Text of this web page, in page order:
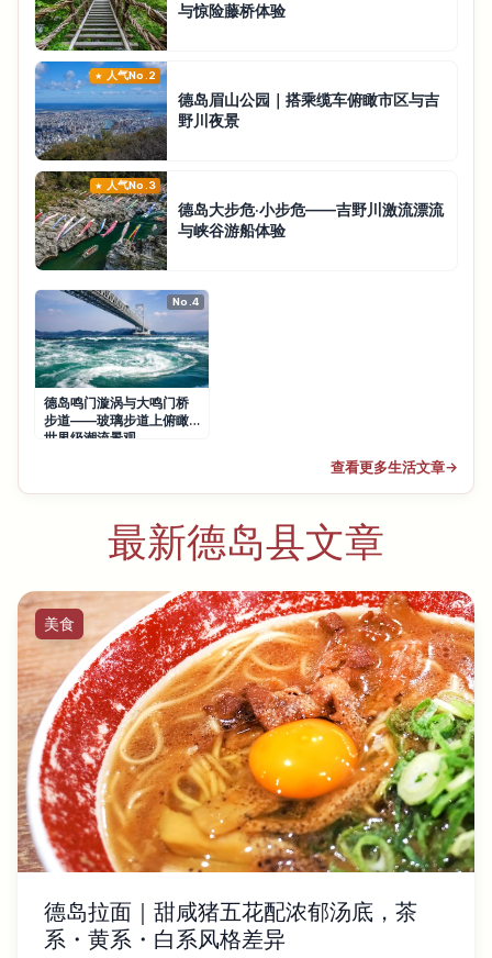
与惊险藤桥体验
人气No.2
德岛眉山公园｜搭乘缆车俯瞰市区与吉
野川夜景
人气No.3
德岛大步危·小步危——吉野川激流漂流
与峡谷游船体验
No.4
德岛鸣门漩涡与大鸣门桥
步道——玻璃步道上俯瞰
世界级潮流景观
查看更多生活文章→
最新德岛县文章
美食
德岛拉面｜甜咸猪五花配浓郁汤底，茶
系・黄系・白系风格差异